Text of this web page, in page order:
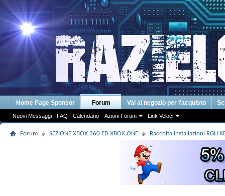
Home Page Sponsor Forum
Nuovi Messaggi FAQ Calendario Azioni Forum Link Veloci
Vai al negozio per l'acquisto
Forum SEZIONE XBOX 360 ED XBOX ONE Raccolta installazioni RGH